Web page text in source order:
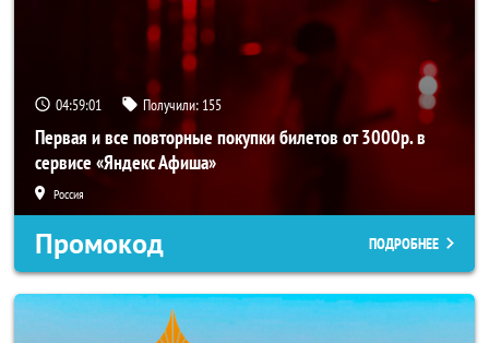
04:59:01 Получили: 155
Первая и все повторные покупки билетов от 3000р. в
сервисе «Яндекс Афиша»
Россия
Промокод ПОДРОБНЕЕ